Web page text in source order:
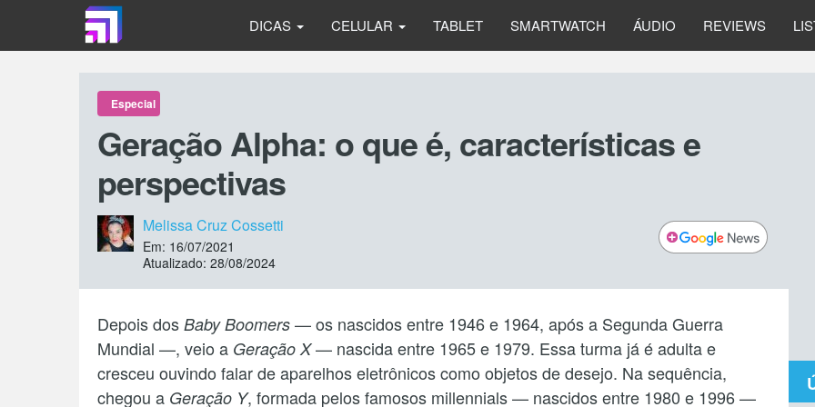
DICAS CELULAR TABLET SMARTWATCH ÁUDIO REVIEWS
Especial
Geração Alpha: o que é, características e
perspectivas
Melissa Cruz Cossetti
Em: 16/07/2021
Atualizado: 28/08/2024
Depois dos Baby Boomers — os nascidos entre 1946 e 1964, após a Segunda Guerra
Mundial —, veio a Geração X— nascida entre 1965 e 1979. Essa turma já é adulta e
cresceu ouvindo falar de aparelhos eletrônicos como objetos de desejo. Na sequência,
chegou a Geração Y, formada pelos famosos millennials — nascidos entre 1980 e 1996 —